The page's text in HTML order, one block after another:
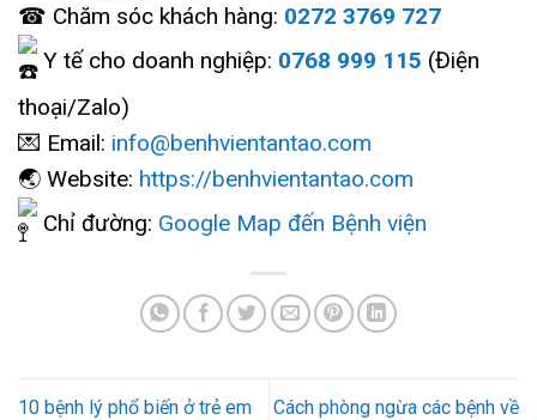
☎ Chăm sóc khách hàng: 0272 3769 727
Y tế cho doanh nghiệp: 0768 999 115 (Điện
thoại/Zalo)
💌 Email: info@benhvientantao.com
🌏 Website: https://benhvientantao.com
Chỉ đường: Google Map đến Bệnh viện
10 bệnh lý phổ biến ở trẻ em
Cách phòng ngừa các bệnh về